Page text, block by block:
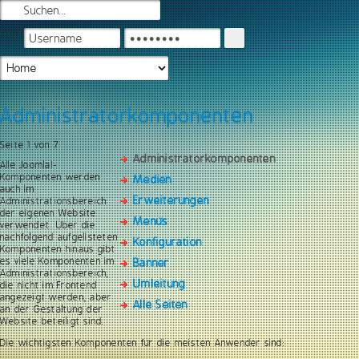
Login
Administratorkomponenten
Administratorkomponenten
Medien
Erweiterungen
Menüs
Konfiguration
Banner
Umleitung
Alle Seiten
Seite 1 von 7
Alle Joomla!-
Komponenten werden
auch im
Administrationsbereich
der eigenen Website
verwendet. Über die
nachfolgend aufgelisteten
Komponenten hinaus gibt
es viele Komponenten im
Administrationsbereich,
die nicht im Frontend
angezeigt werden, aber
an der Gestaltung der
Website beteiligt sind.
Die wichtigsten Komponenten für die meisten Anwender sind: